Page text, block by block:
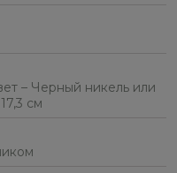
– Черный никель или
см